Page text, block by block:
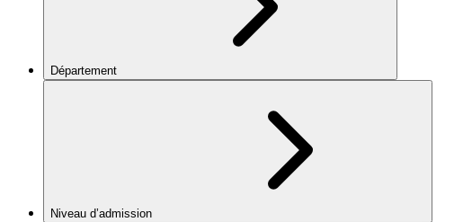
Département
Niveau d’admission